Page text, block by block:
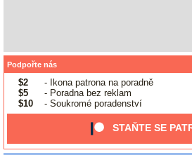
Podpořte nás
$2
- Ikona patrona na poradně
$5
- Poradna bez reklam
$10
- Soukromé poradenství
STAŇTE SE